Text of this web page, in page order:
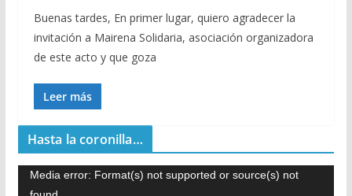
Buenas tardes, En primer lugar, quiero agradecer la
invitación a Mairena Solidaria, asociación organizadora
de este acto y que goza
Leer más
Hasta la coronilla…
Media error: Format(s) not supported or source(s) not